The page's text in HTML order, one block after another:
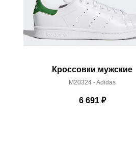
Кроссовки мужские
M20324 - Adidas
6 691₽